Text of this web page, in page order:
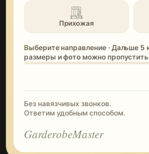
Прихожая
Выберите направление · Дальше 5 коротких вопросов ·
размеры и фото можно пропустить
Без навязчивых звонков.
Ответим удобным способом.
GarderobeMaster